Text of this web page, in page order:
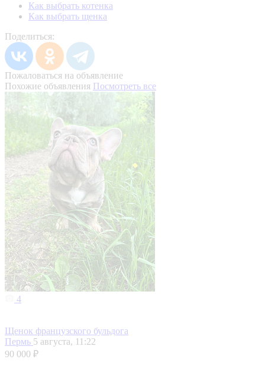
Как выбрать котенка
Как выбрать щенка
Поделиться:
Пожаловаться на объявление
Похожие объявления Посмотреть все
4
Щенок французского бульдога
Пермь 5 августа, 11:22
90 000 ₽